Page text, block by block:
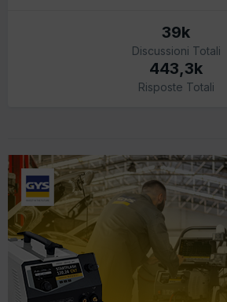
39k
Discussioni Totali
443,3k
Risposte Totali